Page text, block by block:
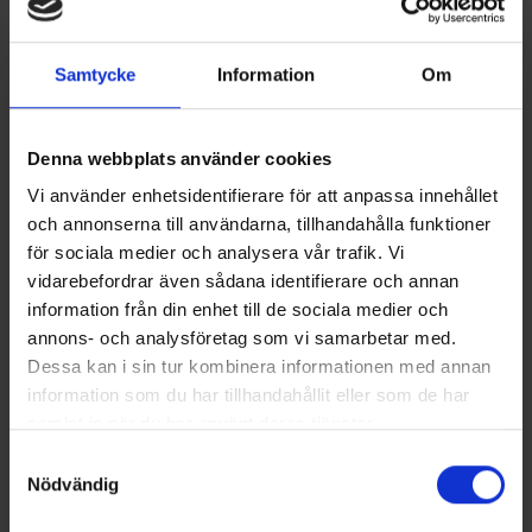
Samtycke Information Om
Denna webbplats använder cookies
Vi använder enhetsidentifierare för att anpassa innehållet
och annonserna till användarna, tillhandahålla funktioner
för sociala medier och analysera vår trafik. Vi
vidarebefordrar även sådana identifierare och annan
information från din enhet till de sociala medier och
annons- och analysföretag som vi samarbetar med.
Dessa kan i sin tur kombinera informationen med annan
information som du har tillhandahållit eller som de har
Nödvändig
Terhi 450 CC är det optimala för dig som önskar mångsidighet av
din båt, men till ett förmånligt pris och i rätt kompakt storleksklass.
Mittpulpeten gör även 450 CC till ett bra val om du gillar att fiska,
med familjen och för förbindelseturer till och från sommarstugan.